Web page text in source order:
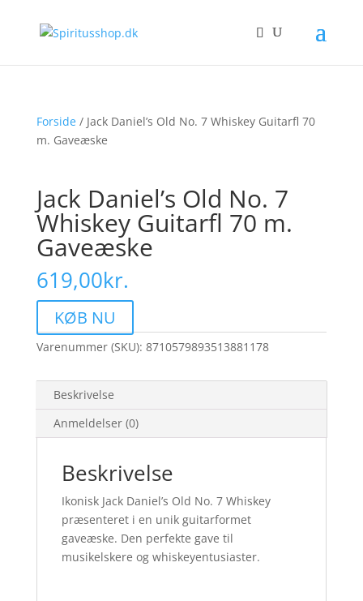
Forside/ Jack Daniel’s Old No. 7 Whiskey Guitarfl 70
m. Gaveæske
Jack Daniel’s Old No. 7
Whiskey Guitarfl 70 m.
Gaveæske
619,00kr.
KØB NU
Varenummer (SKU): 8710579893513881178
Beskrivelse
Anmeldelser (0)
Beskrivelse
Ikonisk Jack Daniel’s Old No. 7 Whiskey
præsenteret i en unik guitarformet
gaveæske. Den perfekte gave til
musikelskere og whiskeyentusiaster.